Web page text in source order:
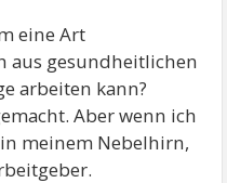
eine Art
aus gesundheitlichen
arbeiten kann?
Aber wenn ich
meinem Nebelhirn,